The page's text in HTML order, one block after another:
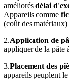
améliorés délai
Appareils comme
(coût des matériaux)
2.Application de
appliquer de la pâte
3.Placement des
appareils peuplent le